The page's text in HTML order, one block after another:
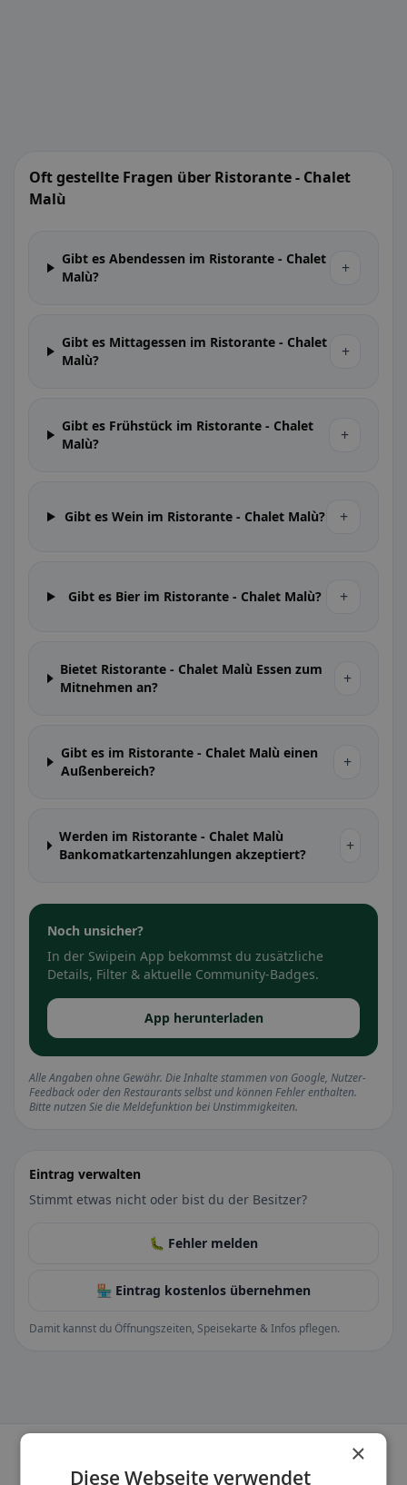
Oft gestellte Fragen über Ristorante - Chalet
Malù
Gibt es Abendessen im Ristorante - Chalet
Malù?
+
Gibt es Mittagessen im Ristorante - Chalet
Malù?
+
Gibt es Frühstück im Ristorante - Chalet
Malù?
+
Gibt es Wein im Ristorante - Chalet Malù? +
Gibt es Bier im Ristorante - Chalet Malù? +
Bietet Ristorante - Chalet Malù Essen zum
Mitnehmen an?
+
Gibt es im Ristorante - Chalet Malù einen
Außenbereich?
+
Werden im Ristorante - Chalet Malù
Bankomatkartenzahlungen akzeptiert?
+
Noch unsicher?
In der Swipein App bekommst du zusätzliche
Details, Filter & aktuelle Community-Badges.
App herunterladen
Alle Angaben ohne Gewähr. Die Inhalte stammen von Google, Nutzer-
Feedback oder den Restaurants selbst und können Fehler enthalten.
Bitte nutzen Sie die Meldefunktion bei Unstimmigkeiten.
Eintrag verwalten
Stimmt etwas nicht oder bist du der Besitzer?
🐛 Fehler melden
🏪 Eintrag kostenlos übernehmen
Damit kannst du Öffnungszeiten, Speisekarte & Infos pflegen.
×
Diese Webseite verwendet